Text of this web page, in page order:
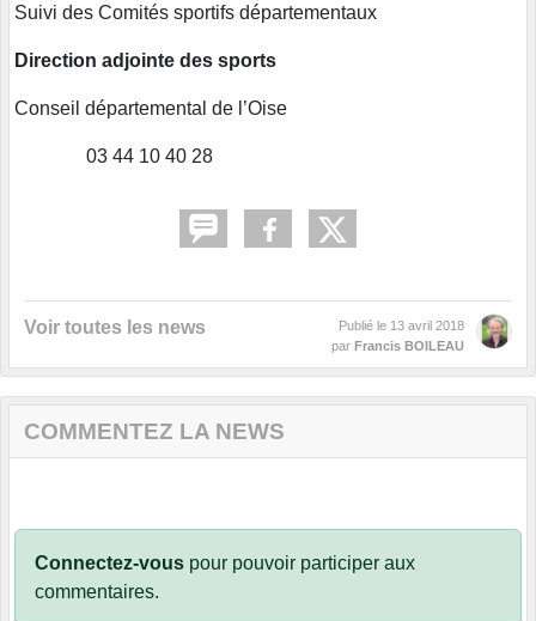
Suivi des Comités sportifs départementaux
Direction adjointe des sports
Conseil départemental de l’Oise
03 44 10 40 28
Voir toutes les news Publié le 13 avril 2018
par Francis BOILEAU
COMMENTEZ LA NEWS
Connectez-vous pour pouvoir participer aux
commentaires.